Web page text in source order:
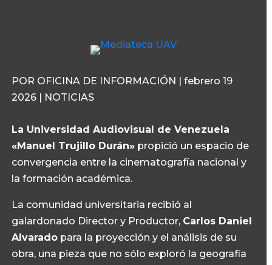
POR OFICINA DE INFORMACIÓN | febrero 19
2026 | NOTICIAS
La Universidad Audiovisual de Venezuela
«Manuel Trujillo Durán» propició un espacio de
convergencia entre la cinematografía nacional y
la formación académica.
La comunidad universitaria recibió al
galardonado Director y Productor, Carlos Daniel
Alvarado para la proyección y el análisis de su
obra, una pieza que no sólo exploró la geografía